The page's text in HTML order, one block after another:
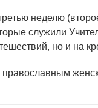
неделю
служили
но и на